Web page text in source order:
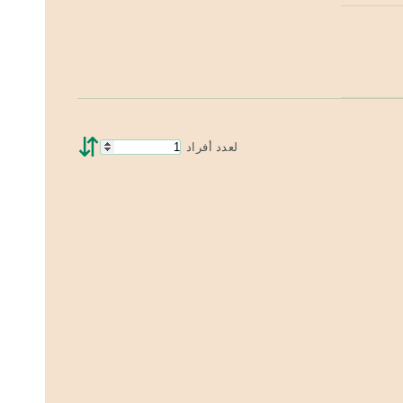
لعدد أفراد ⇵